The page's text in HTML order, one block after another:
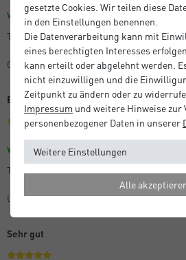
Verifizierter Kauf Farbe: Schwarz Matt
Toller Produkt, und tolles Kundenservice!
Gabrielle
Bilderrahmen
Verifizierter Kauf Größe: 21 x 29,7 cm (A4)
Top Produkt und top für den Versand
Unbekannt
Sehr gut
gesetzte Cookies. Wir teilen diese
in den Einstellungen benennen.
Die Datenverarbeitung kann mit
eines berechtigten Interesses
kann erteilt oder abgelehnt werden.
nicht einzuwilligen und die
Zeitpunkt zu ändern oder zu
Impressum und weitere Hinweise zur
personenbezogener Daten in unserer
Weitere Einstellungen
Alle